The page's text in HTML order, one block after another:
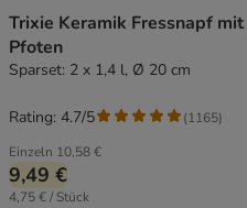
Trixie Keramik Fressnapf mit
Pfoten
Sparset: 2 x 1,4 l, Ø 20 cm
Einzeln 10,58 €
9,49 €
4,75 € / Stück
Rating: 4.7/5 (1165)